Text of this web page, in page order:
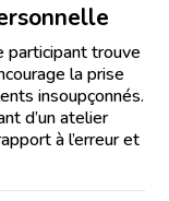
participant trouve
la prise
insoupçonnés.
d’un atelier
à l’erreur et